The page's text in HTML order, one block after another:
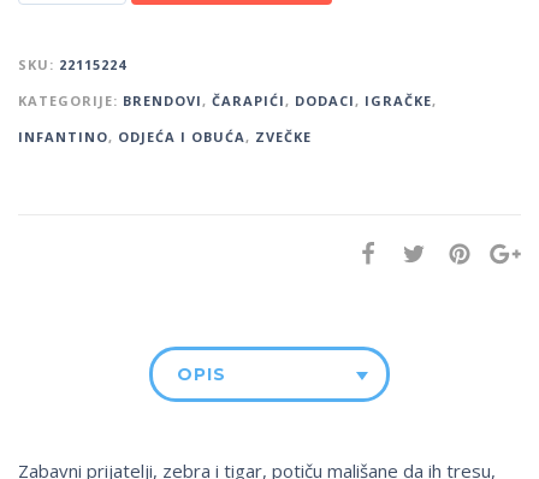
SKU: 22115224
KATEGORIJE: BRENDOVI, ČARAPIĆI, DODACI, IGRAČKE,
INFANTINO, ODJEĆA I OBUĆA, ZVEČKE
OPIS
Zabavni prijatelji, zebra i tigar, potiču mališane da ih tresu,